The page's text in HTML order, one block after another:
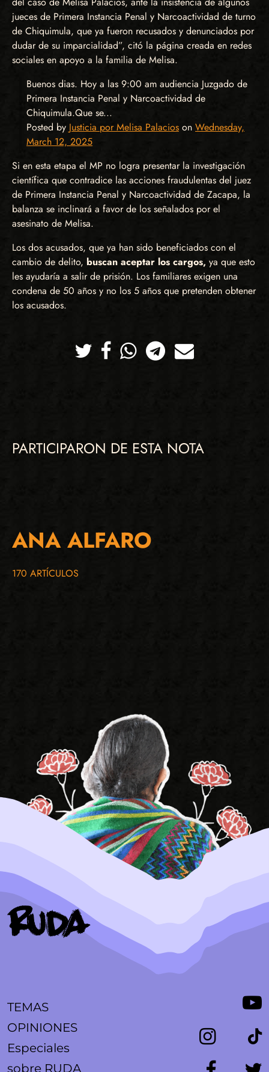
jueces de Primera Instancia Penal y Narcoactividad de turno
de Chiquimula, que ya fueron recusados y denunciados por
dudar de su imparcialidad”, citó la página creada en redes
sociales en apoyo a la familia de Melisa.
Buenos dias. Hoy a las 9:00 am audiencia Juzgado de
Primera Instancia Penal y Narcoactividad de
Chiquimula.Que se...
Posted by Justicia por Melisa Palacios on Wednesday,
March 12, 2025
Si en esta etapa el MP no logra presentar la investigación
científica que contradice las acciones fraudulentas del juez
de Primera Instancia Penal y Narcoactividad de Zacapa, la
balanza se inclinará a favor de los señalados por el
asesinato de Melisa.
Los dos acusados, que ya han sido beneficiados con el
cambio de delito, buscan aceptar los cargos, ya que esto
les ayudaría a salir de prisión. Los familiares exigen una
condena de 50 años y no los 5 años que pretenden obtener
los acusados.
TwitterFacebookWhatsappTelegramCorreo
PARTICIPARON DE ESTA NOTA
ANA ALFARO
170 ARTÍCULOS
TEMAS
OPINIONES
Especiales
sobre RUDA